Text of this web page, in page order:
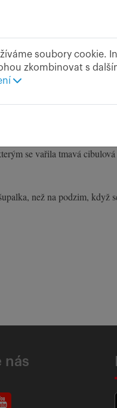
krajích i slaná
vařečkou
s moukou, která
Opékané škubánky,
se vařila tmavá
než na podzim, když
nás
soubory cookie.
zkombinovat s